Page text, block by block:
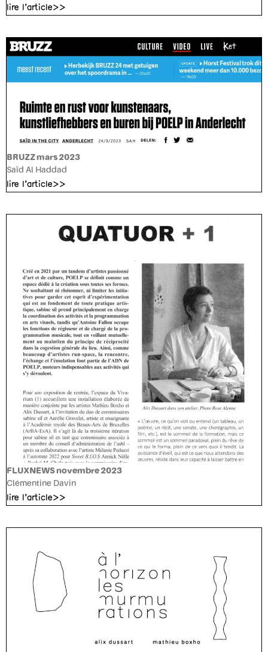
lire l'article>>
BRUZZ mars 2023
Saïd Al Haddad
lire l'article>>
FLUXNEWS novembre 2023
Clémentine Davin
lire l'article>>